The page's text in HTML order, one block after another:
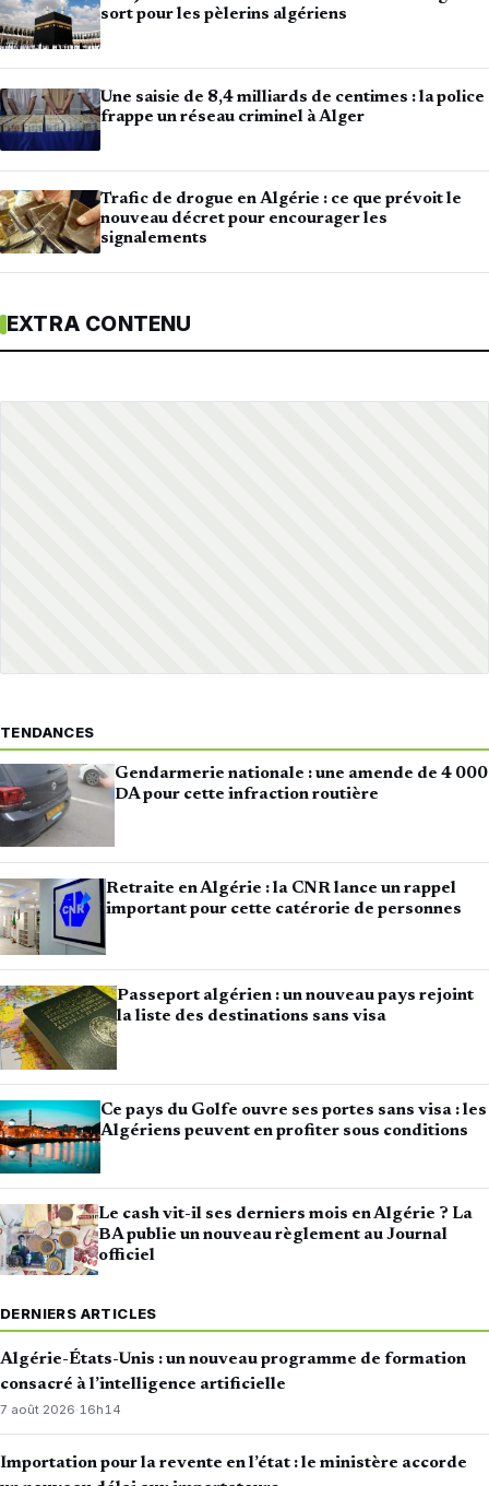
sort pour les pèlerins algériens
Une saisie de 8,4 milliards de centimes : la police
frappe un réseau criminel à Alger
Trafic de drogue en Algérie : ce que prévoit le
nouveau décret pour encourager les
signalements
EXTRA CONTENU
TENDANCES
Gendarmerie nationale : une amende de 4 000
DA pour cette infraction routière
Retraite en Algérie : la CNR lance un rappel
important pour cette catérorie de personnes
Passeport algérien : un nouveau pays rejoint
la liste des destinations sans visa
Ce pays du Golfe ouvre ses portes sans visa : les
Algériens peuvent en profiter sous conditions
Le cash vit-il ses derniers mois en Algérie ? La
BA publie un nouveau règlement au Journal
officiel
DERNIERS ARTICLES
Algérie-États-Unis : un nouveau programme de formation
consacré à l’intelligence artificielle
7 août 2026·16h14
Importation pour la revente en l’état : le ministère accorde